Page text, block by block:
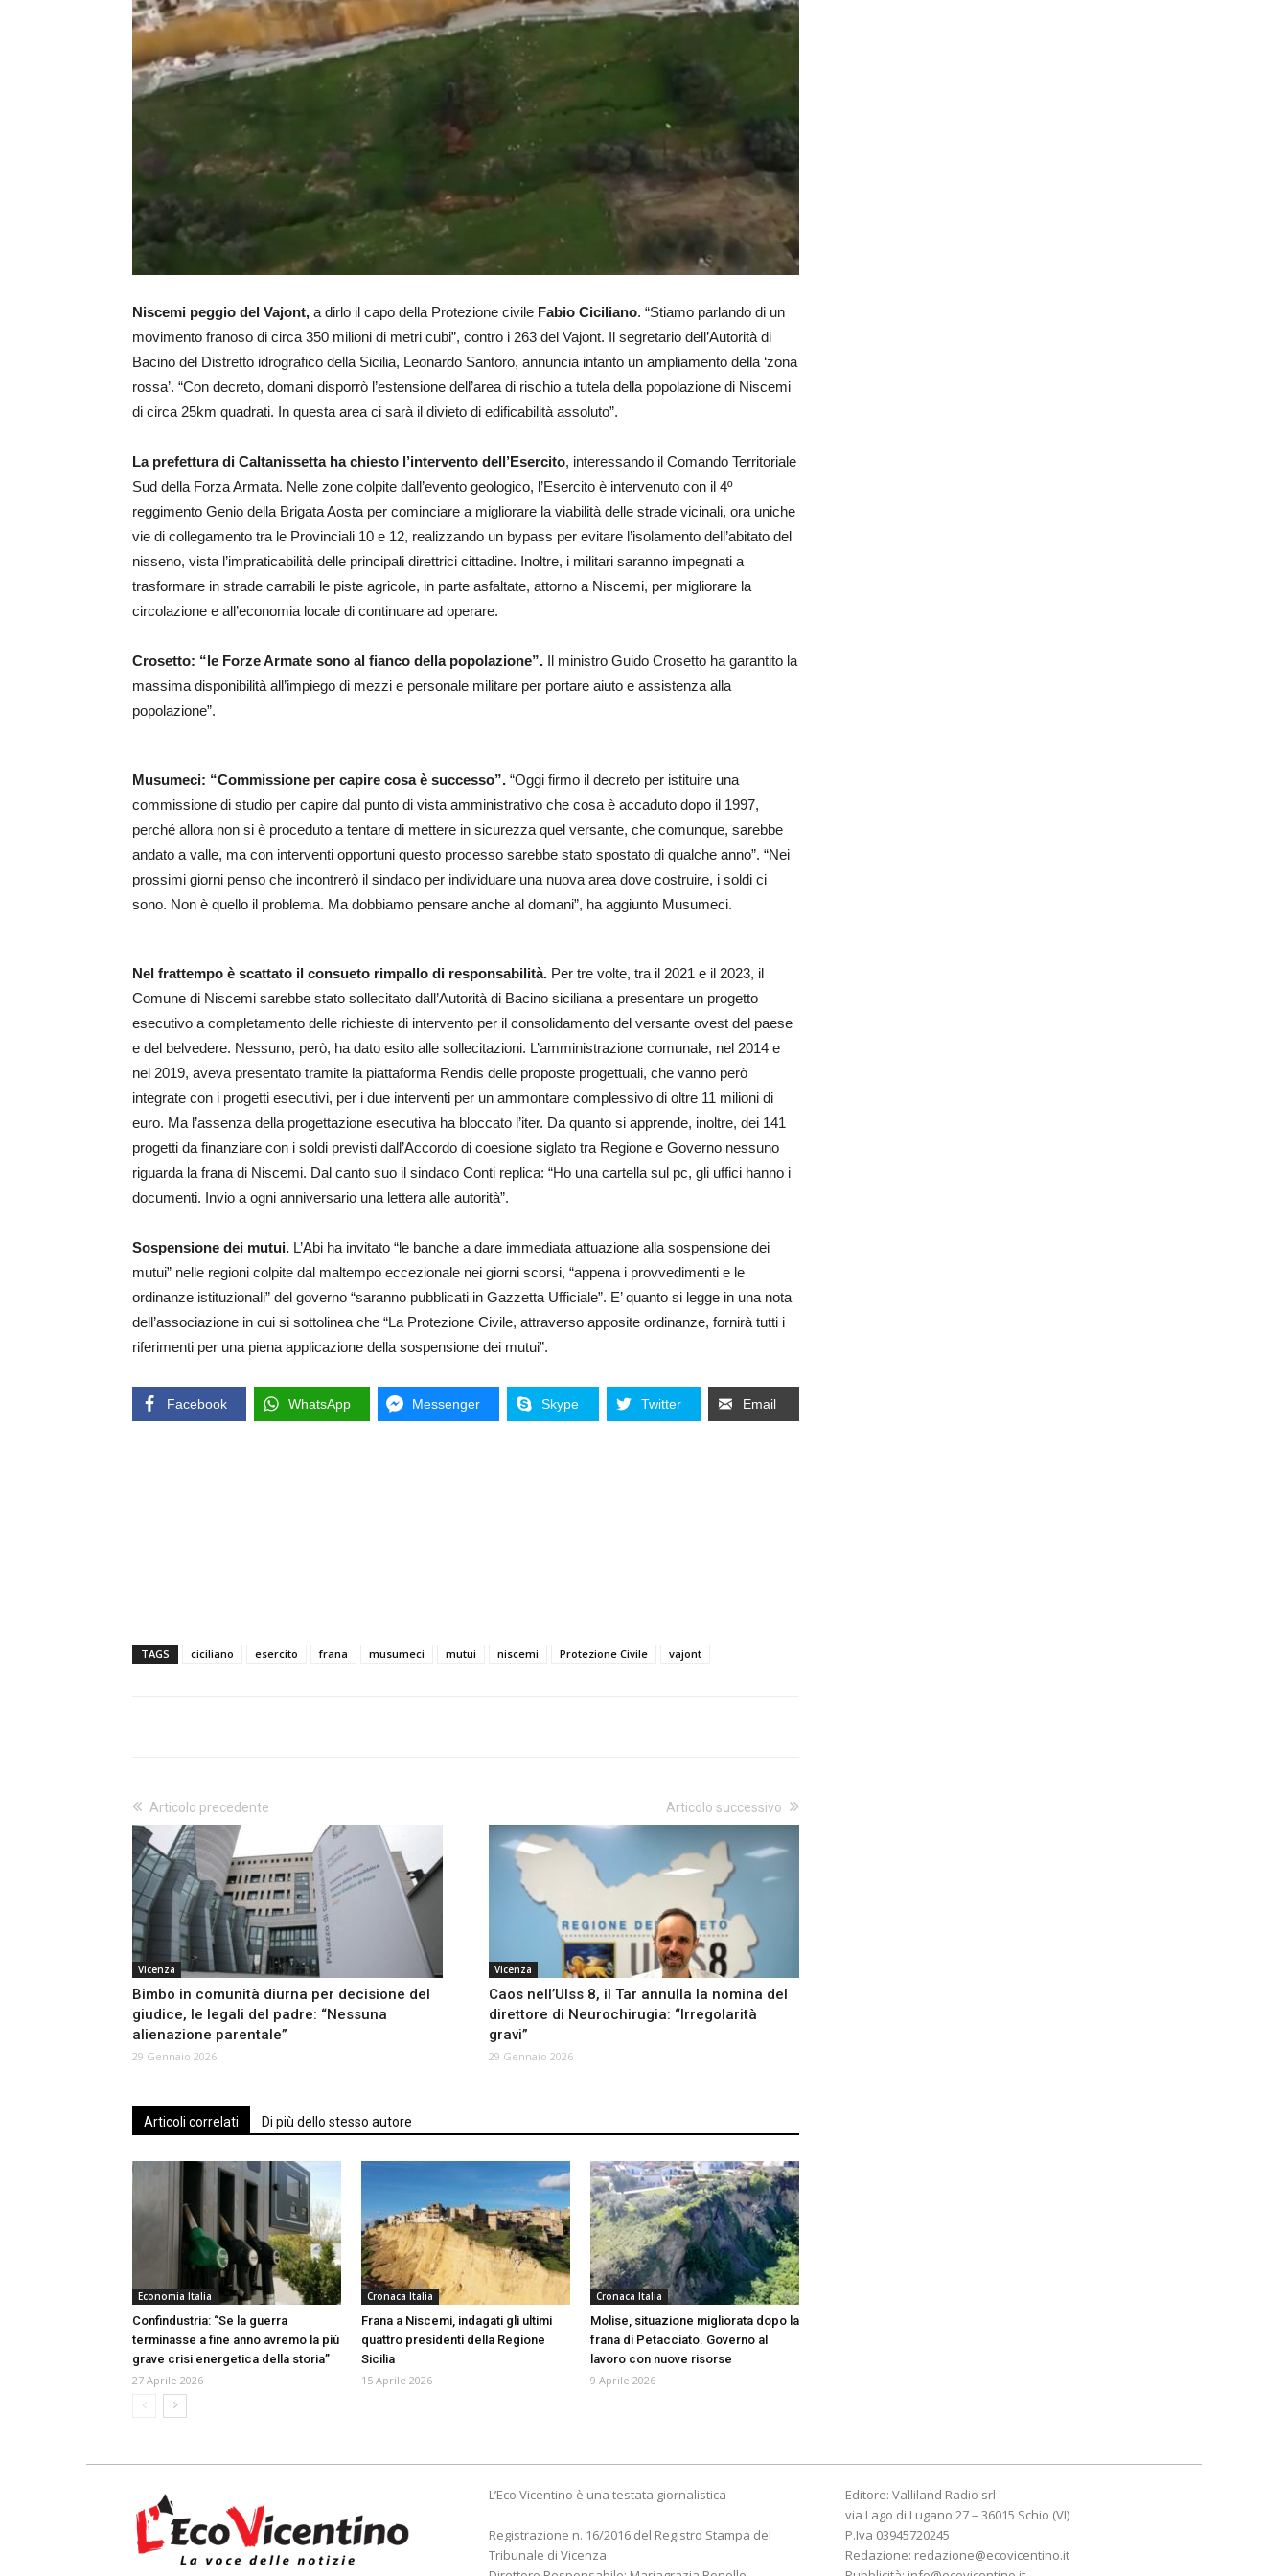
Niscemi peggio del Vajont, a dirlo il capo della Protezione civile Fabio Ciciliano. “Stiamo parlando di un
movimento franoso di circa 350 milioni di metri cubi”, contro i 263 del Vajont. Il segretario dell’Autorità di
Bacino del Distretto idrografico della Sicilia, Leonardo Santoro, annuncia intanto un ampliamento della ‘zona
rossa’. “Con decreto, domani disporrò l’estensione dell’area di rischio a tutela della popolazione di Niscemi
di circa 25km quadrati. In questa area ci sarà il divieto di edificabilità assoluto”.
La prefettura di Caltanissetta ha chiesto l’intervento dell’Esercito, interessando il Comando Territoriale
Sud della Forza Armata. Nelle zone colpite dall’evento geologico, l’Esercito è intervenuto con il 4º
reggimento Genio della Brigata Aosta per cominciare a migliorare la viabilità delle strade vicinali, ora uniche
vie di collegamento tra le Provinciali 10 e 12, realizzando un bypass per evitare l’isolamento dell’abitato del
nisseno, vista l’impraticabilità delle principali direttrici cittadine. Inoltre, i militari saranno impegnati a
trasformare in strade carrabili le piste agricole, in parte asfaltate, attorno a Niscemi, per migliorare la
circolazione e all’economia locale di continuare ad operare.
Crosetto: “le Forze Armate sono al fianco della popolazione”. Il ministro Guido Crosetto ha garantito la
massima disponibilità all’impiego di mezzi e personale militare per portare aiuto e assistenza alla
popolazione”.
Musumeci: “Commissione per capire cosa è successo”. “Oggi firmo il decreto per istituire una
commissione di studio per capire dal punto di vista amministrativo che cosa è accaduto dopo il 1997,
perché allora non si è proceduto a tentare di mettere in sicurezza quel versante, che comunque, sarebbe
andato a valle, ma con interventi opportuni questo processo sarebbe stato spostato di qualche anno”. “Nei
prossimi giorni penso che incontrerò il sindaco per individuare una nuova area dove costruire, i soldi ci
sono. Non è quello il problema. Ma dobbiamo pensare anche al domani”, ha aggiunto Musumeci.
Nel frattempo è scattato il consueto rimpallo di responsabilità. Per tre volte, tra il 2021 e il 2023, il
Comune di Niscemi sarebbe stato sollecitato dall’Autorità di Bacino siciliana a presentare un progetto
esecutivo a completamento delle richieste di intervento per il consolidamento del versante ovest del paese
e del belvedere. Nessuno, però, ha dato esito alle sollecitazioni. L’amministrazione comunale, nel 2014 e
nel 2019, aveva presentato tramite la piattaforma Rendis delle proposte progettuali, che vanno però
integrate con i progetti esecutivi, per i due interventi per un ammontare complessivo di oltre 11 milioni di
euro. Ma l’assenza della progettazione esecutiva ha bloccato l’iter. Da quanto si apprende, inoltre, dei 141
progetti da finanziare con i soldi previsti dall’Accordo di coesione siglato tra Regione e Governo nessuno
riguarda la frana di Niscemi. Dal canto suo il sindaco Conti replica: “Ho una cartella sul pc, gli uffici hanno i
documenti. Invio a ogni anniversario una lettera alle autorità”.
Sospensione dei mutui. L’Abi ha invitato “le banche a dare immediata attuazione alla sospensione dei
mutui” nelle regioni colpite dal maltempo eccezionale nei giorni scorsi, “appena i provvedimenti e le
ordinanze istituzionali” del governo “saranno pubblicati in Gazzetta Ufficiale”. E’ quanto si legge in una nota
dell’associazione in cui si sottolinea che “La Protezione Civile, attraverso apposite ordinanze, fornirà tutti i
riferimenti per una piena applicazione della sospensione dei mutui”.
Facebook WhatsApp Messenger Skype Twitter Email
TAGS ciciliano esercito frana musumeci mutui niscemi Protezione Civile vajont
Articolo precedente
Vicenza
Bimbo in comunità diurna per decisione del
giudice, le legali del padre: “Nessuna
alienazione parentale”
29 Gennaio 2026
Articolo successivo
Vicenza
Caos nell’Ulss 8, il Tar annulla la nomina del
direttore di Neurochirugia: “Irregolarità
gravi”
29 Gennaio 2026
Articoli correlati Di più dello stesso autore
Economia Italia
Confindustria: “Se la guerra
terminasse a fine anno avremo la più
grave crisi energetica della storia”
27 Aprile 2026
Cronaca Italia
Frana a Niscemi, indagati gli ultimi
quattro presidenti della Regione
Sicilia
15 Aprile 2026
Cronaca Italia
Molise, situazione migliorata dopo la
frana di Petacciato. Governo al
lavoro con nuove risorse
9 Aprile 2026
L’Eco Vicentino è una testata giornalistica
Registrazione n. 16/2016 del Registro Stampa del
Tribunale di Vicenza
Editore: Valliland Radio srl
via Lago di Lugano 27 – 36015 Schio (VI)
P.Iva 03945720245
Redazione: redazione@ecovicentino.it